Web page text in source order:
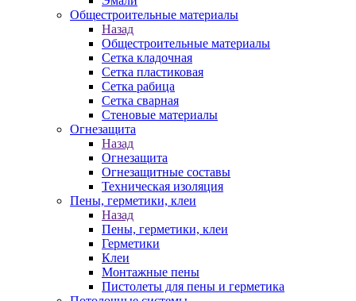
Общестроительные материалы
Назад
Общестроительные материалы
Сетка кладочная
Сетка пластиковая
Сетка рабица
Сетка сварная
Стеновые материалы
Огнезащита
Назад
Огнезащита
Огнезащитные составы
Техническая изоляция
Пены, герметики, клеи
Назад
Пены, герметики, клеи
Герметики
Клеи
Монтажные пены
Пистолеты для пены и герметика